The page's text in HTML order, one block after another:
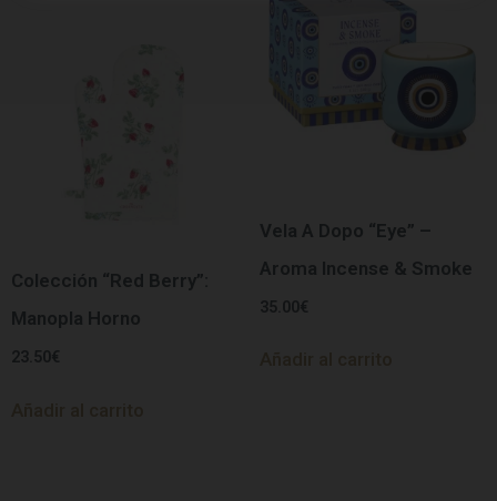
Colección “Red Berry”:
Manopla Horno
23.50 €
Vela A Dopo “Eye” –
Aroma Incense & Smoke
35.00€